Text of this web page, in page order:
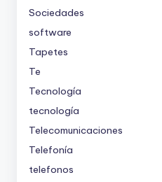
Sociedades
software
Tapetes
Te
Tecnología
tecnología
Telecomunicaciones
Telefonía
telefonos